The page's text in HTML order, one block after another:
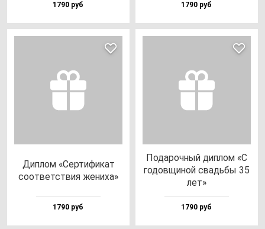
1790 руб 1790 руб
Дип­лом «Сер­ти­фи­кат
со­от­ветс­твия же­ни­ха»
1790 руб
Пода­роч­ный дип­лом «С
го­дов­щи­ной свадь­бы 35
лет»
1790 руб